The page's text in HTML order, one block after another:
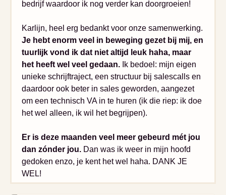
bedrijf waardoor ik nog verder kan doorgroeien!
Karlijn, heel erg bedankt voor onze samenwerking.
Je hebt enorm veel in beweging gezet bij mij, en
tuurlijk vond ik dat niet altijd leuk haha, maar
het heeft wel veel gedaan. Ik bedoel: mijn eigen
unieke schrijftraject, een structuur bij salescalls en
daardoor ook beter in sales geworden, aangezet
om een technisch VA in te huren (ik die riep: ik doe
het wel alleen, ik wil het begrijpen).
Er is deze maanden veel meer gebeurd mét jou
dan zónder jou. Dan was ik weer in mijn hoofd
gedoken enzo, je kent het wel haha. DANK JE
WEL!